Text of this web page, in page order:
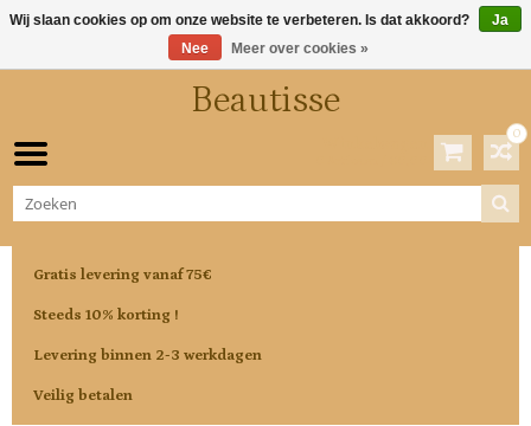
Beautisse
0
Gratis levering vanaf 75€
Steeds 10% korting !
Levering binnen 2-3 werkdagen
Veilig betalen
Wij slaan cookies op om onze website te verbeteren. Is dat akkoord?
Ja
Nee
Meer over cookies »